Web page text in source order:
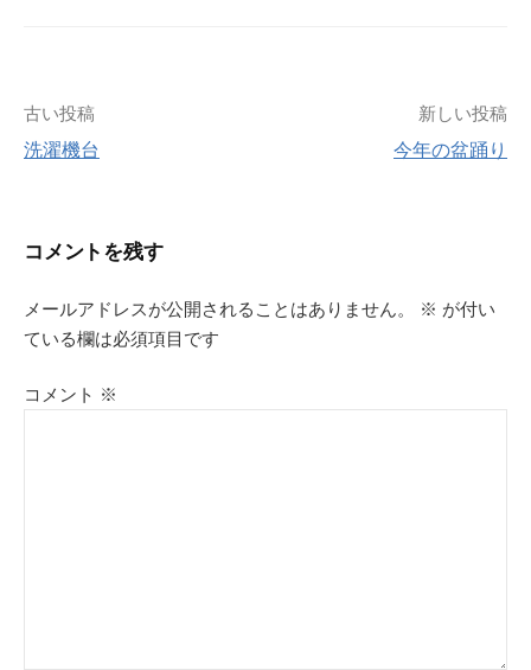
投
ゲ
ー
古い投稿
洗濯機台
新しい投稿
今年の盆踊り
コメントを残す
メールアドレスが公開されることはありません。 ※ が付い
ている欄は必須項目です
コメント ※